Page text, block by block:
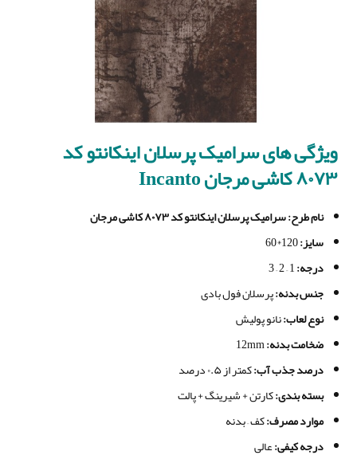
ویژگی هایسرامیک پرسلان اینکانتو کد
۸۰۷۳ کاشی مرجان Incanto
نام طرح: سرامیک پرسلان اینکانتو کد ۸۰۷۳ کاشی مرجان
سایز:
درجه:
1 – 2 – 3
جنس بدنه:پرسلان فول بادی
نوع لعاب:نانو پولیش
ضخامت بدنه:
درصد جذب آب:کمتر از ۰.۵ درصد
بسته بندی:کارتن + شیرینگ + پالت
موارد مصرف:کف – بدنه
درجه کیفی:عالی